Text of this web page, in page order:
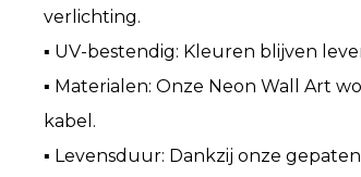
verlichting.
▪ UV-bestendig: Kleuren blijven
▪ Materialen: Onze Neon Wall Art
kabel.
▪ Levensduur: Dankzij onze